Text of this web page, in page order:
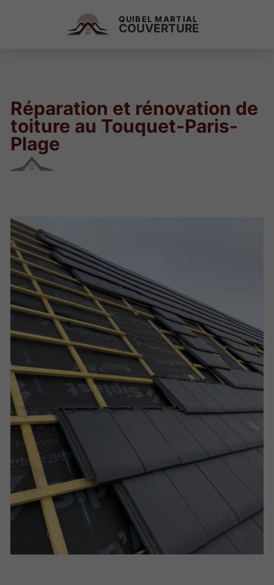
QUIBEL MARTIAL
COUVERTURE
Réparation et rénovation de
toiture au Touquet-Paris-
Plage